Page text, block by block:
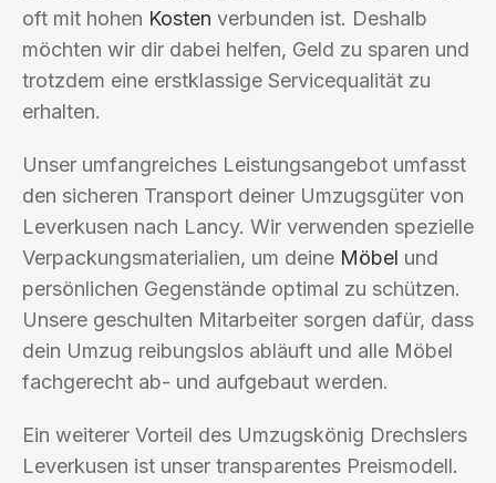
oft mit hohen Kosten verbunden ist. Deshalb
möchten wir dir dabei helfen, Geld zu sparen und
trotzdem eine erstklassige Servicequalität zu
erhalten.
Unser umfangreiches Leistungsangebot umfasst
den sicheren Transport deiner Umzugsgüter von
Leverkusen nach Lancy. Wir verwenden spezielle
Verpackungsmaterialien, um deine Möbel und
persönlichen Gegenstände optimal zu schützen.
Unsere geschulten Mitarbeiter sorgen dafür, dass
dein Umzug reibungslos abläuft und alle Möbel
fachgerecht ab- und aufgebaut werden.
Ein weiterer Vorteil des Umzugskönig Drechslers
Leverkusen ist unser transparentes Preismodell.